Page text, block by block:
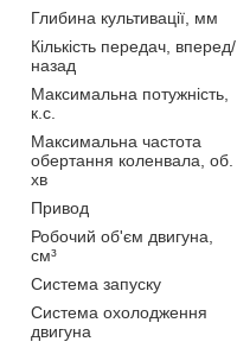
Глибина культивації, мм
Кількість передач, вперед/
назад
Максимальна потужність,
к.с.
Максимальна частота
обертання коленвала, об.
хв
Привод
Робочий об'єм двигуна,
см³
Система запуску
Система охолодження
двигуна